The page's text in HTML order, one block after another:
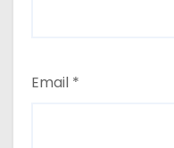
Email *